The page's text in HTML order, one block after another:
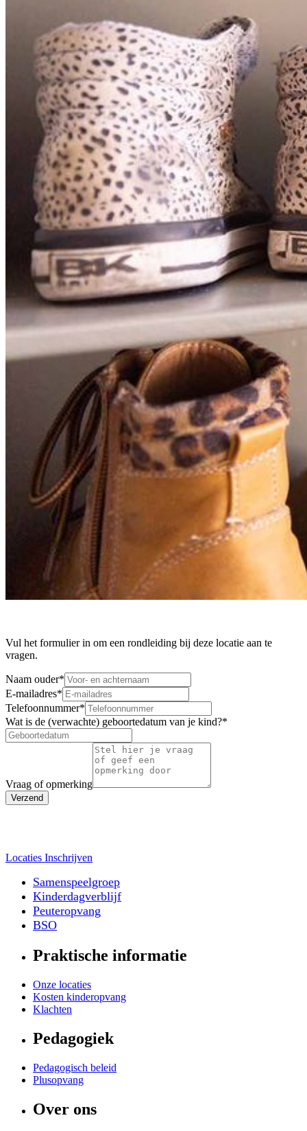
Vul het formulier in om een rondleiding bij deze locatie aan te
vragen.
Naam ouder*
E-mailadres*
Telefoonnummer*
Wat is de (verwachte) geboortedatum van je kind?*
Vraag of opmerking
Verzend
Locaties Inschrijven
Samenspeelgroep
Kinderdagverblijf
Peuteropvang
BSO
Praktische informatie
Onze locaties
Kosten kinderopvang
Klachten
Pedagogiek
Pedagogisch beleid
Plusopvang
Over ons